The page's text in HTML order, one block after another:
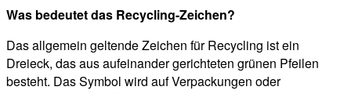
Was bedeutet das Recycling-Zeichen?
Das allgemein geltende Zeichen für Recycling ist ein
Dreieck, das aus aufeinander gerichteten grünen Pfeilen
besteht. Das Symbol wird auf Verpackungen oder